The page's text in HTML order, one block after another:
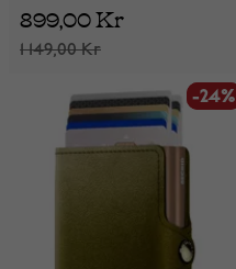
1 149,00 Kr
899,00 Kr
-24%
-24%